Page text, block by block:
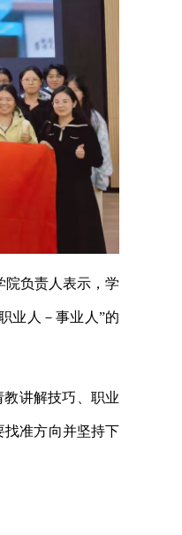
院负责人表示，学
业人－事业人”的
讲解技巧、职业
找准方向并坚持下